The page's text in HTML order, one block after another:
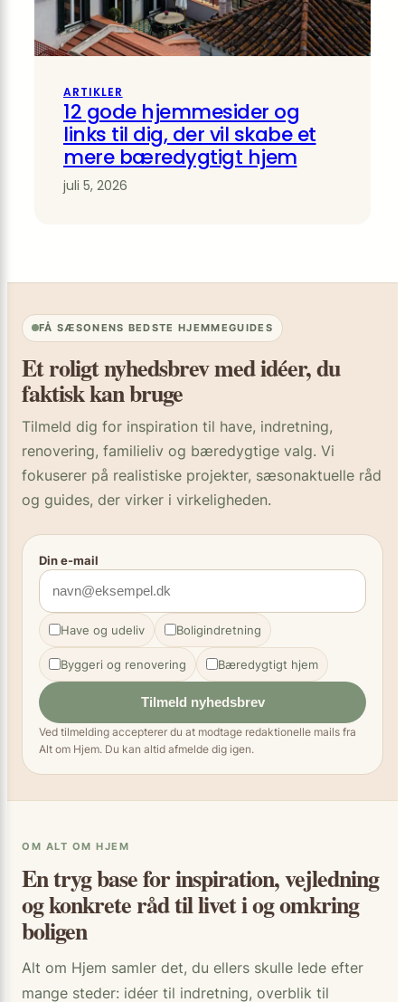
ARTIKLER
12 gode hjemmesider og
links til dig, der vil skabe et
mere bæredygtigt hjem
juli 5, 2026
FÅ SÆSONENS BEDSTE HJEMMEGUIDES
Et roligt nyhedsbrev med idéer, du
faktisk kan bruge
Tilmeld dig for inspiration til have, indretning,
renovering, familieliv og bæredygtige valg. Vi
fokuserer på realistiske projekter, sæsonaktuelle råd
og guides, der virker i virkeligheden.
Din e-mail
Have og udeliv Boligindretning
Byggeri og renovering Bæredygtigt hjem
Tilmeld nyhedsbrev
Ved tilmelding accepterer du at modtage redaktionelle mails fra
Alt om Hjem. Du kan altid afmelde dig igen.
OM ALT OM HJEM
En tryg base for inspiration, vejledning
og konkrete råd til livet i og omkring
boligen
Alt om Hjem samler det, du ellers skulle lede efter
mange steder: idéer til indretning, overblik til